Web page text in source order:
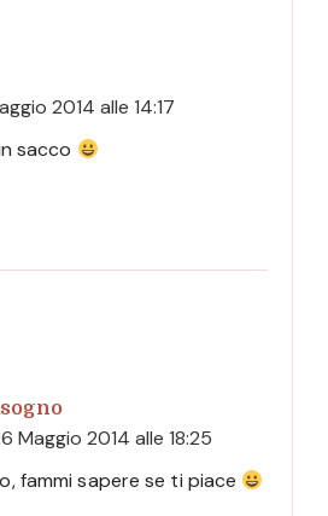
2014 alle 14:17
sacco
Maggio 2014 alle 18:25
fammi sapere se ti piace